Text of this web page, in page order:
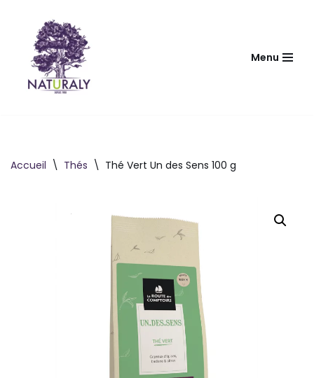
contenu
Menu
Accueil \ Thés \ Thé Vert Un des Sens 100 g